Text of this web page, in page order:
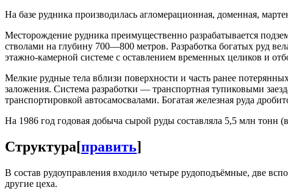
На базе рудника производилась агломерационная, доменная,
Месторождение рудника преимущественно разрабатывается
стволами на глубину 700—800 метров. Разработка богатых руд
этажно-камерной системе с оставлением временных целиков и
Мелкие рудные тела вблизи поверхности и часть ранее
заложения. Система разработки — транспортная тупиковыми
транспортировкой автосамосвалами. Богатая железная руда
На 1986 год годовая добыча сырой руды составляла 5,5 млн
Структура[править]
В состав рудоуправления входило четыре рудоподъёмные, две
другие цеха.